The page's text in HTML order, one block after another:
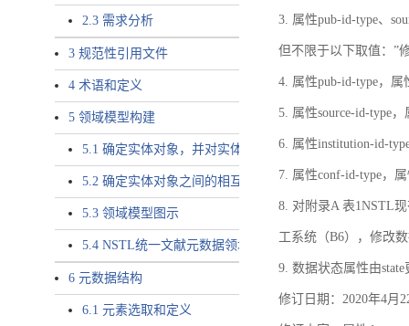
2.3 需求分析
3 规范性引用文件
4 术语和定义
5 领域模型构建
5.1 确定实体对象，并对实体对象命名
5.2 确定实体对象之间的相互关系，定义实体对象之间的
5.3 领域模型图示
5.4 NSTL统一文献元数据领域模型的验证
6 元数据结构
6.1 元素选取和定义
3. 属性pub-id-type、
但不限于以下取值：”
4. 属性pub-id-type，属
5. 属性source-id-type
6. 属性institution-id-
7. 属性conf-id-type，
8. 对附录A 表1NSTL
工系统（B6），修改
9. 数据状态属性由state
修订日期：2020年4月